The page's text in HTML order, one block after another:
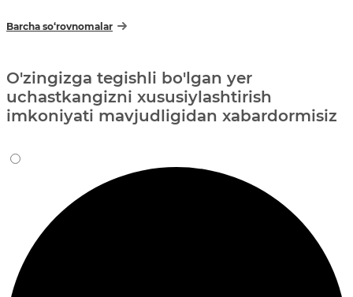
Barcha so‘rovnomalar
O'zingizga tegishli bo'lgan yer
uchastkangizni xususiylashtirish
imkoniyati mavjudligidan xabardormisiz